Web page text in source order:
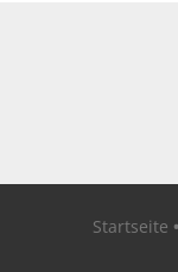
Startseite